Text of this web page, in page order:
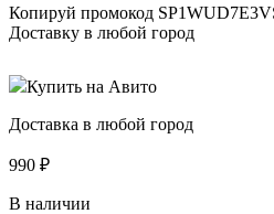
Копируй промокод
Доставку в любой город
Купить на Авито
Доставка в любой город
990 ₽
В наличии